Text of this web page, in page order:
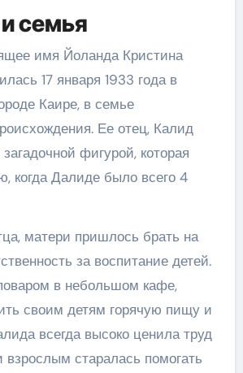
семья
имя Йоланда Кристина
17 января 1933 года в
Каире, в семье
Ее отец, Калид
фигурой, которая
когда Далиде было всего 4
матери пришлось брать на
за воспитание детей.
в небольшом кафе,
своим детям горячую пищу и
всегда высоко ценила труд
старалась помогать